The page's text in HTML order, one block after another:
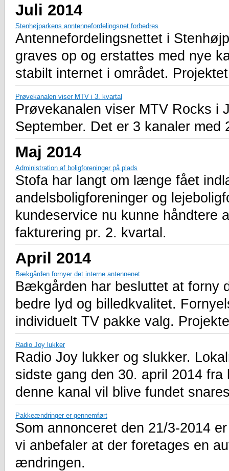
Juli 2014
Stenhøjparkens anntennefordelingsnet forbedres
Antennefordelingsnettet i
graves op og erstattes med nye
stabilt internet i området.
Prøvekanalen viser MTV i 3. kvartal
Prøvekanalen viser MTV Rocks i
September. Det er 3 kanaler med
Maj 2014
Administration af boligforeninger på plads
Stofa har langt om længe fået
andelsboligforeninger og
kundeservice nu kunne håndtere
fakturering pr. 2. kvartal.
April 2014
Bækgården fornyer det interne antennenet
Bækgården har besluttet at forny
bedre lyd og billedkvalitet.
individuelt TV pakke valg.
Radio Joy lukker
Radio Joy lukker og slukker.
sidste gang den 30. april 2014
denne kanal vil blive fundet
Pakkeændringer er gennemført
Som annonceret den 21/3-2014
vi anbefaler at der foretages en
ændringen.